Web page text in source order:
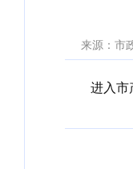
来源：市
进入市